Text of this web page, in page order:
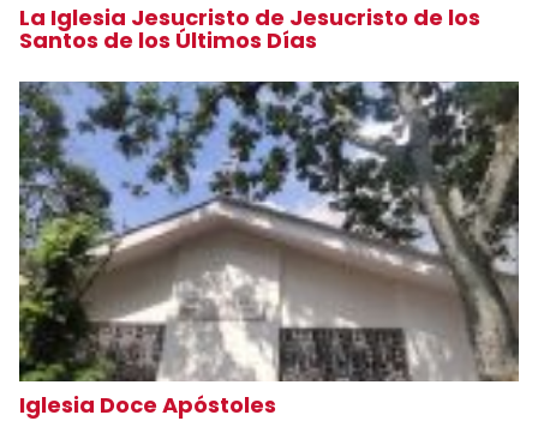
La Iglesia Jesucristo de Jesucristo de los
Santos de los Últimos Días
Iglesia Doce Apóstoles